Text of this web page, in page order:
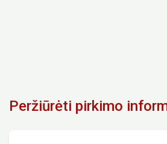
Peržiūrėti pirkimo